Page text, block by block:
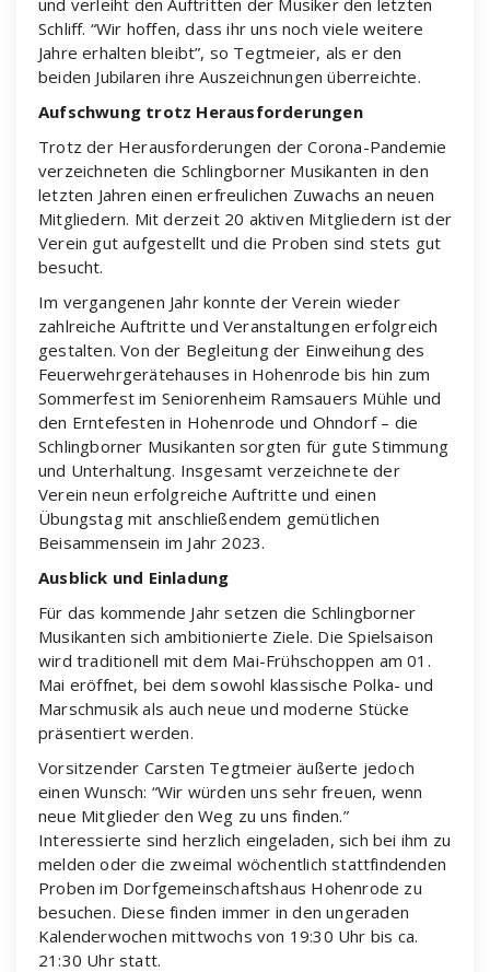
Schliff. “Wir hoffen, dass ihr uns noch viele weitere
Jahre erhalten bleibt”, so Tegtmeier, als er den
beiden Jubilaren ihre Auszeichnungen überreichte.
Aufschwung trotz Herausforderungen
Trotz der Herausforderungen der Corona-Pandemie
verzeichneten die Schlingborner Musikanten in den
letzten Jahren einen erfreulichen Zuwachs an neuen
Mitgliedern. Mit derzeit 20 aktiven Mitgliedern ist der
Verein gut aufgestellt und die Proben sind stets gut
besucht.
Im vergangenen Jahr konnte der Verein wieder
zahlreiche Auftritte und Veranstaltungen erfolgreich
gestalten. Von der Begleitung der Einweihung des
Feuerwehrgerätehauses in Hohenrode bis hin zum
Sommerfest im Seniorenheim Ramsauers Mühle und
den Erntefesten in Hohenrode und Ohndorf – die
Schlingborner Musikanten sorgten für gute Stimmung
und Unterhaltung. Insgesamt verzeichnete der
Verein neun erfolgreiche Auftritte und einen
Übungstag mit anschließendem gemütlichen
Beisammensein im Jahr 2023.
Ausblick und Einladung
Für das kommende Jahr setzen die Schlingborner
Musikanten sich ambitionierte Ziele. Die Spielsaison
wird traditionell mit dem Mai-Frühschoppen am 01.
Mai eröffnet, bei dem sowohl klassische Polka- und
Marschmusik als auch neue und moderne Stücke
präsentiert werden.
Vorsitzender Carsten Tegtmeier äußerte jedoch
einen Wunsch: “Wir würden uns sehr freuen, wenn
neue Mitglieder den Weg zu uns finden.”
Interessierte sind herzlich eingeladen, sich bei ihm zu
melden oder die zweimal wöchentlich stattfindenden
Proben im Dorfgemeinschaftshaus Hohenrode zu
besuchen. Diese finden immer in den ungeraden
Kalenderwochen mittwochs von 19:30 Uhr bis ca.
21:30 Uhr statt.